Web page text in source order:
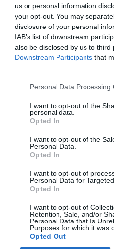
us or personal information
your opt-out. You may
disclosure of your personal
IAB’s list of downstream
also be disclosed by us to third
Downstream Participants that
Personal Data Processing
I want to opt-out of the
personal data.
Opted In
I want to opt-out of the
Personal Data.
Opted In
I want to opt-out of
Personal Data for
Opted In
I want to opt-out of
Retention, Sale, and/or
Personal Data that Is
Purposes for which it was
Opted Out
2024. július 22., hétfő
Finn jégkockák a
halszagú
européerek?